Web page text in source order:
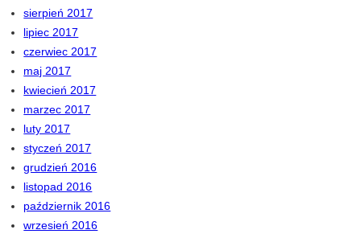
sierpień 2017
lipiec 2017
czerwiec 2017
maj 2017
kwiecień 2017
marzec 2017
luty 2017
styczeń 2017
grudzień 2016
listopad 2016
październik 2016
wrzesień 2016